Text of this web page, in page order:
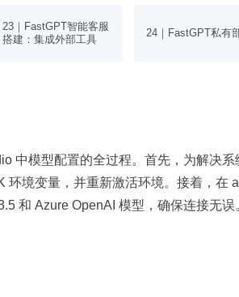
23｜FastGPT智能客服
搭建：集成外部工具
24｜FastGPT私有
中模型配置的全过程。首先，为解决
环境变量，并重新激活环境。接着，在
和 Azure OpenAI 模型，确保连接无
完成后，调整 agent 和 workflow 以使用